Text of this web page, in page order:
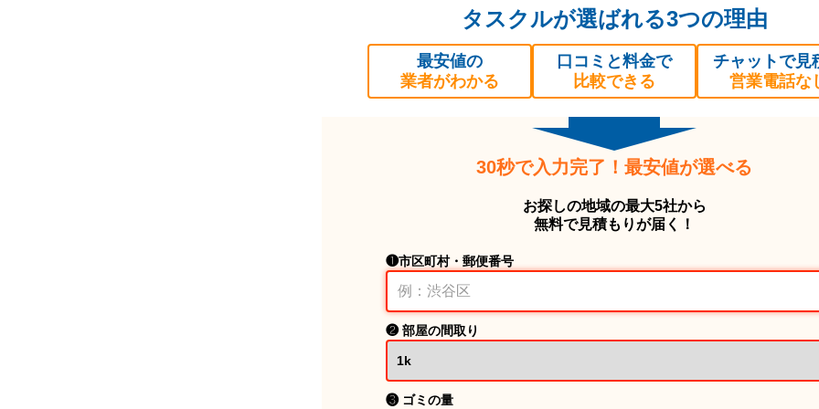
タスクルが選ばれる3つの理由
最安値の
業者がわかる
口コミと料金で
比較できる
チャットで見
営業電話な
30秒で入力完了！最安値が選べる
お探しの地域の最大5社から
無料で見積もりが届く！
❶市区町村・郵便番号
❷ 部屋の間取り
❸ ゴミの量